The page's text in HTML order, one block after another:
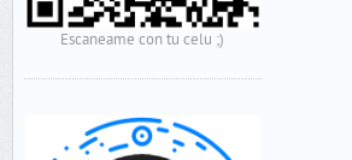
Escaneame con tu celu ;)